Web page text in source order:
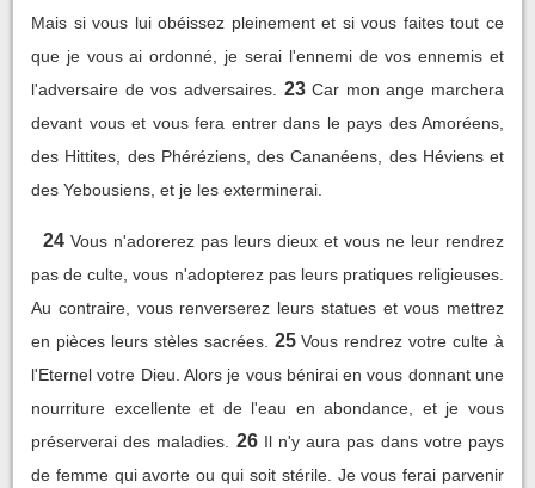
Mais si vous lui obéissez pleinement et si vous faites tout ce
que je vous ai ordonné, je serai l'ennemi de vos ennemis et
l'adversaire de vos adversaires.
23 Car mon ange marchera
devant vous et vous fera entrer dans le pays des Amoréens,
des Hittites, des Phéréziens, des Cananéens, des Héviens et
des Yebousiens, et je les exterminerai.
24 Vous n'adorerez pas leurs dieux et vous ne leur rendrez
pas de culte, vous n'adopterez pas leurs pratiques religieuses.
Au contraire, vous renverserez leurs statues et vous mettrez
en pièces leurs stèles sacrées. 25 Vous rendrez votre culte à
l'Eternel votre Dieu. Alors je vous bénirai en vous donnant une
nourriture excellente et de l'eau en abondance, et je vous
préserverai des maladies.
26 Il n'y aura pas dans votre pays
de femme qui avorte ou qui soit stérile. Je vous ferai parvenir